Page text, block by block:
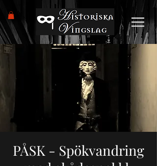
PÅSK - Spökvandring